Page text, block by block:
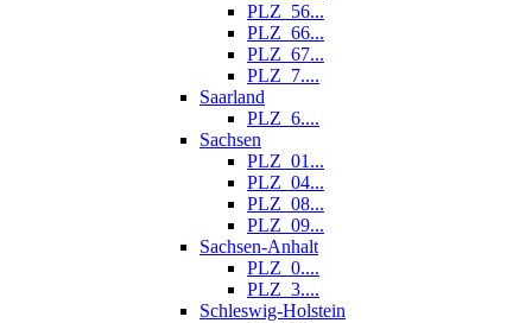
PLZ_56...
PLZ_66...
PLZ_67...
PLZ_7....
Saarland
PLZ_6....
Sachsen
PLZ_01...
PLZ_04...
PLZ_08...
PLZ_09...
Sachsen-Anhalt
PLZ_0....
PLZ_3....
Schleswig-Holstein